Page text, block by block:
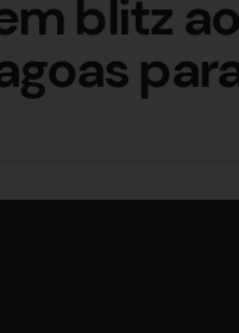
blitz